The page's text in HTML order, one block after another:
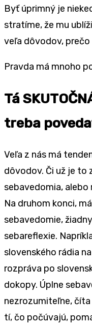
Byť úprimný je
stratíme, že mu
veľa dôvodov,
Pravda má mnoho
Tá
treba
Veľa z nás má
dôvodov. Či už je to
sebavedomia,
Na druhom konci,
sebavedomie,
sebareflexie.
slovenského rádia
rozpráva po
dokopy. Úplne
nezrozumiteľne,
tí, čo počúvajú,